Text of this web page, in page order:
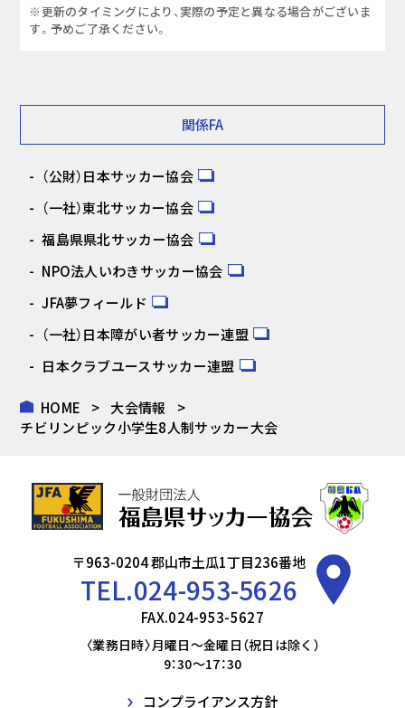
※更新のタイミングにより、実際の予定と異なる場合がございま
す。予めご了承ください。
関係FA
（公財）日本サッカー協会
（一社）東北サッカー協会
福島県県北サッカー協会
NPO法人いわきサッカー協会
JFA夢フィールド
（一社）日本障がい者サッカー連盟
日本クラブユースサッカー連盟
HOME
大会情報
チビリンピック小学生8人制サッカー大会
〒963-0204 郡山市土瓜1丁目236番地
TEL.024-953-5626
FAX.024-953-5627
〈業務日時〉月曜日～金曜日（祝日は除く）
9：30～17：30
コンプライアンス方針